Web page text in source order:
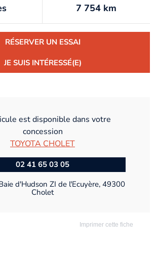
7 754 km
RÉSERVER UN ESSAI
JE SUIS INTÉRESSÉ(E)
est disponible dans votre
concession
TOYOTA CHOLET
02 41 65 03 05
d'Hudson ZI de l'Ecuyère, 49300
Cholet
Imprimer cette fiche